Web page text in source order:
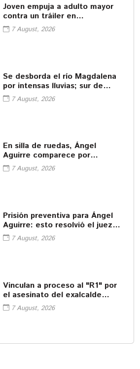
Joven empuja a adulto mayor
contra un tráiler en
movimiento
7 August, 2026
Se desborda el río Magdalena
por intensas lluvias; sur de
CDMX queda bajo el agua
7 August, 2026
En silla de ruedas, Ángel
Aguirre comparece por
Ayotzinapa y niega las
acusaciones
7 August, 2026
Prisión preventiva para Ángel
Aguirre: esto resolvió el juez
en la audiencia por el caso
Ayotzinapa
7 August, 2026
Vinculan a proceso al "R1" por
el asesinato del exalcalde
Carlos Manzo
7 August, 2026